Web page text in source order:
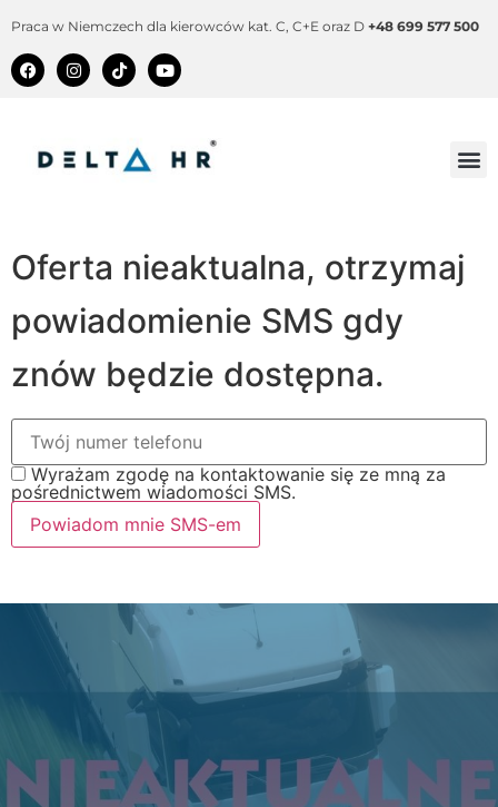
Praca w Niemczech dla kierowców kat. C, C+E oraz D +48 699 577 500
Oferta nieaktualna, otrzymaj
powiadomienie SMS gdy
znów będzie dostępna.
Wyrażam zgodę na kontaktowanie się ze mną za
pośrednictwem wiadomości SMS.
Powiadom mnie SMS-em